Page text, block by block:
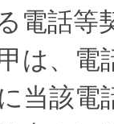
電話等
は、電
当該電